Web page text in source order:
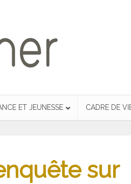
ET JEUNESSE CADRE DE
sur